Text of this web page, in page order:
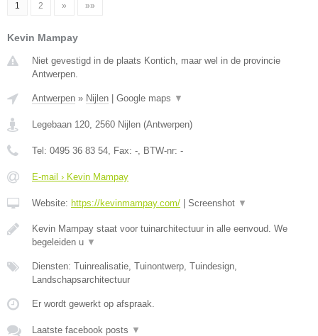
1 2 » »»
Kevin Mampay
Niet gevestigd in de plaats Kontich, maar wel in de provincie
Antwerpen.
Antwerpen » Nijlen Google maps ▼
Legebaan 120, 2560 Nijlen (Antwerpen)
Tel: 0495 36 83 54, Fax: -, BTW-nr: -
E-mail › Kevin Mampay
Website: https://kevinmampay.com/ Screenshot ▼
Kevin Mampay staat voor tuinarchitectuur in alle eenvoud. We
begeleiden u ▼
Diensten: Tuinrealisatie, Tuinontwerp, Tuindesign,
Landschapsarchitectuur
Er wordt gewerkt op afspraak.
Laatste facebook posts ▼